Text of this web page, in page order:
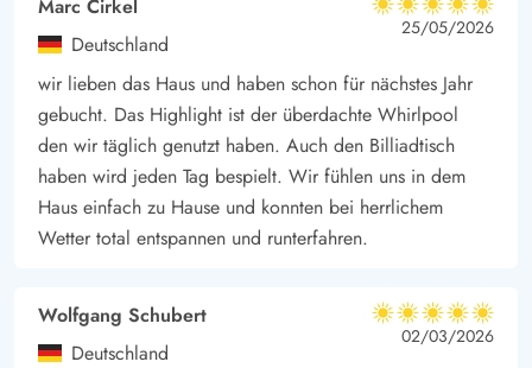
Spiel spielen kann.
Schöner Außenbereich mit abgeschirmter Terrasse
im Skovdalen 6
Neben den vielen Möglichkeiten, sich die Zeit drinnen zu
vertreiben, gibt es auch zahlreiche Gelegenheiten, die Zeit im
Freien zu verbringen. Ob ihr nun Entspannung oder Aktivität
suchen. Rund um das Ferienhaus verläuft eine große Terrasse
mit verschiedenen Nischen. Dazu gehören ein geschützter
Liegestühlen und ein eingezäunter Bereich mit einem großen
Sandkasten und einer Feuerstelle.
Marc Cirkel
Deutschland
5 von 5
5 von 5
5 out of 5
25/05/2026
wir lieben das Haus und haben schon für nächstes Jahr
gebucht. Das Highlight ist der überdachte Whirlpool
den wir täglich genutzt haben. Auch den Billiadtisch
haben wird jeden Tag bespielt. Wir fühlen uns in dem
Haus einfach zu Hause und konnten bei herrlichem
Wetter total entspannen und runterfahren.
Wolfgang Schubert
Deutschland
5 von 5
5 von 5
5 out of 5
02/03/2026